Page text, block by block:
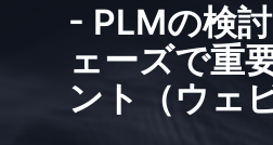
- PLMの検
ェーズで重
ント（ウェ